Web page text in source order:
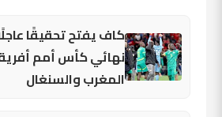
كاف يفتح تحقيقًا
المغرب والسنغال